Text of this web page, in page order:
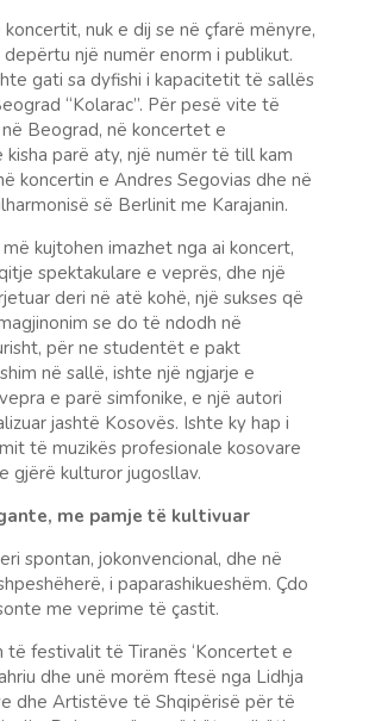
nuk e dij se në çfarë mënyre,
depërtu një numër enorm i publikut.
gati sa dyfishi i kapacitetit të sallës
“Kolarac”. Për pesë vite të
Beograd, në koncertet e
parë aty, një numër të till kam
koncertin e Andres Segovias dhe në
së Berlinit me Karajanin.
kujtohen imazhet nga ai koncert,
spektakulare e veprës, dhe një
deri në atë kohë, një sukses që
se do të ndodh në
për ne studentët e pakt
në sallë, ishte një ngjarje e
e parë simfonike, e një autori
jashtë Kosovës. Ishte ky hap i
të muzikës profesionale kosovare
gjërë kulturor jugosllav.
me pamje të kultivuar
spontan, jokonvencional, dhe në
i paparashikueshëm. Çdo
me veprime të çastit.
të festivalit të Tiranës ‘Koncertet e
dhe unë morëm ftesë nga Lidhja
dhe Artistëve të Shqipërisë për të